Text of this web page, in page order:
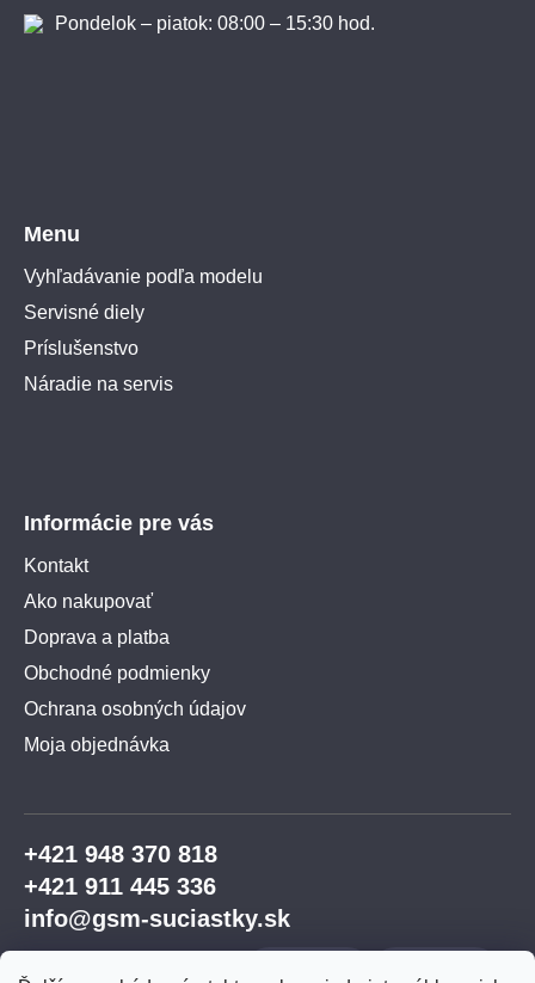
Pondelok – piatok: 08:00 – 15:30 hod.
Menu
Vyhľadávanie podľa modelu
Servisné diely
Príslušenstvo
Náradie na servis
Informácie pre vás
Kontakt
Ako nakupovať
Doprava a platba
Obchodné podmienky
Ochrana osobných údajov
Moja objednávka
+421 948 370 818
+421 911 445 336
info@gsm-suciastky.sk